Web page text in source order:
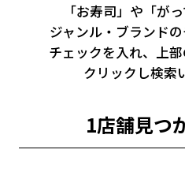
「お寿司」や「が
ジャンル・ブランド
チェックを入れ、
上
クリックし検索
1店舗見つ